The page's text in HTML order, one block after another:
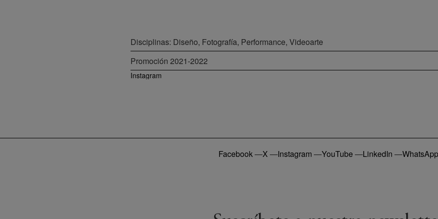
Disciplinas: Diseño, Fotografía, Performance, Videoarte
Promoción2021-2022
Instagram
Facebook—X —Instagram —YouTube —LinkedIn —WhatsApp